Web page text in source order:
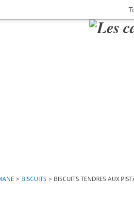
> BISCUITS > BISCUITS TENDRES AUX